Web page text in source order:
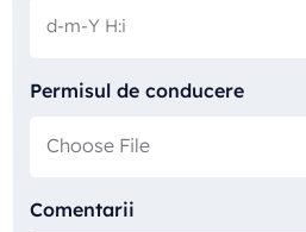
Permisul de conducere
Choose File
Comentarii